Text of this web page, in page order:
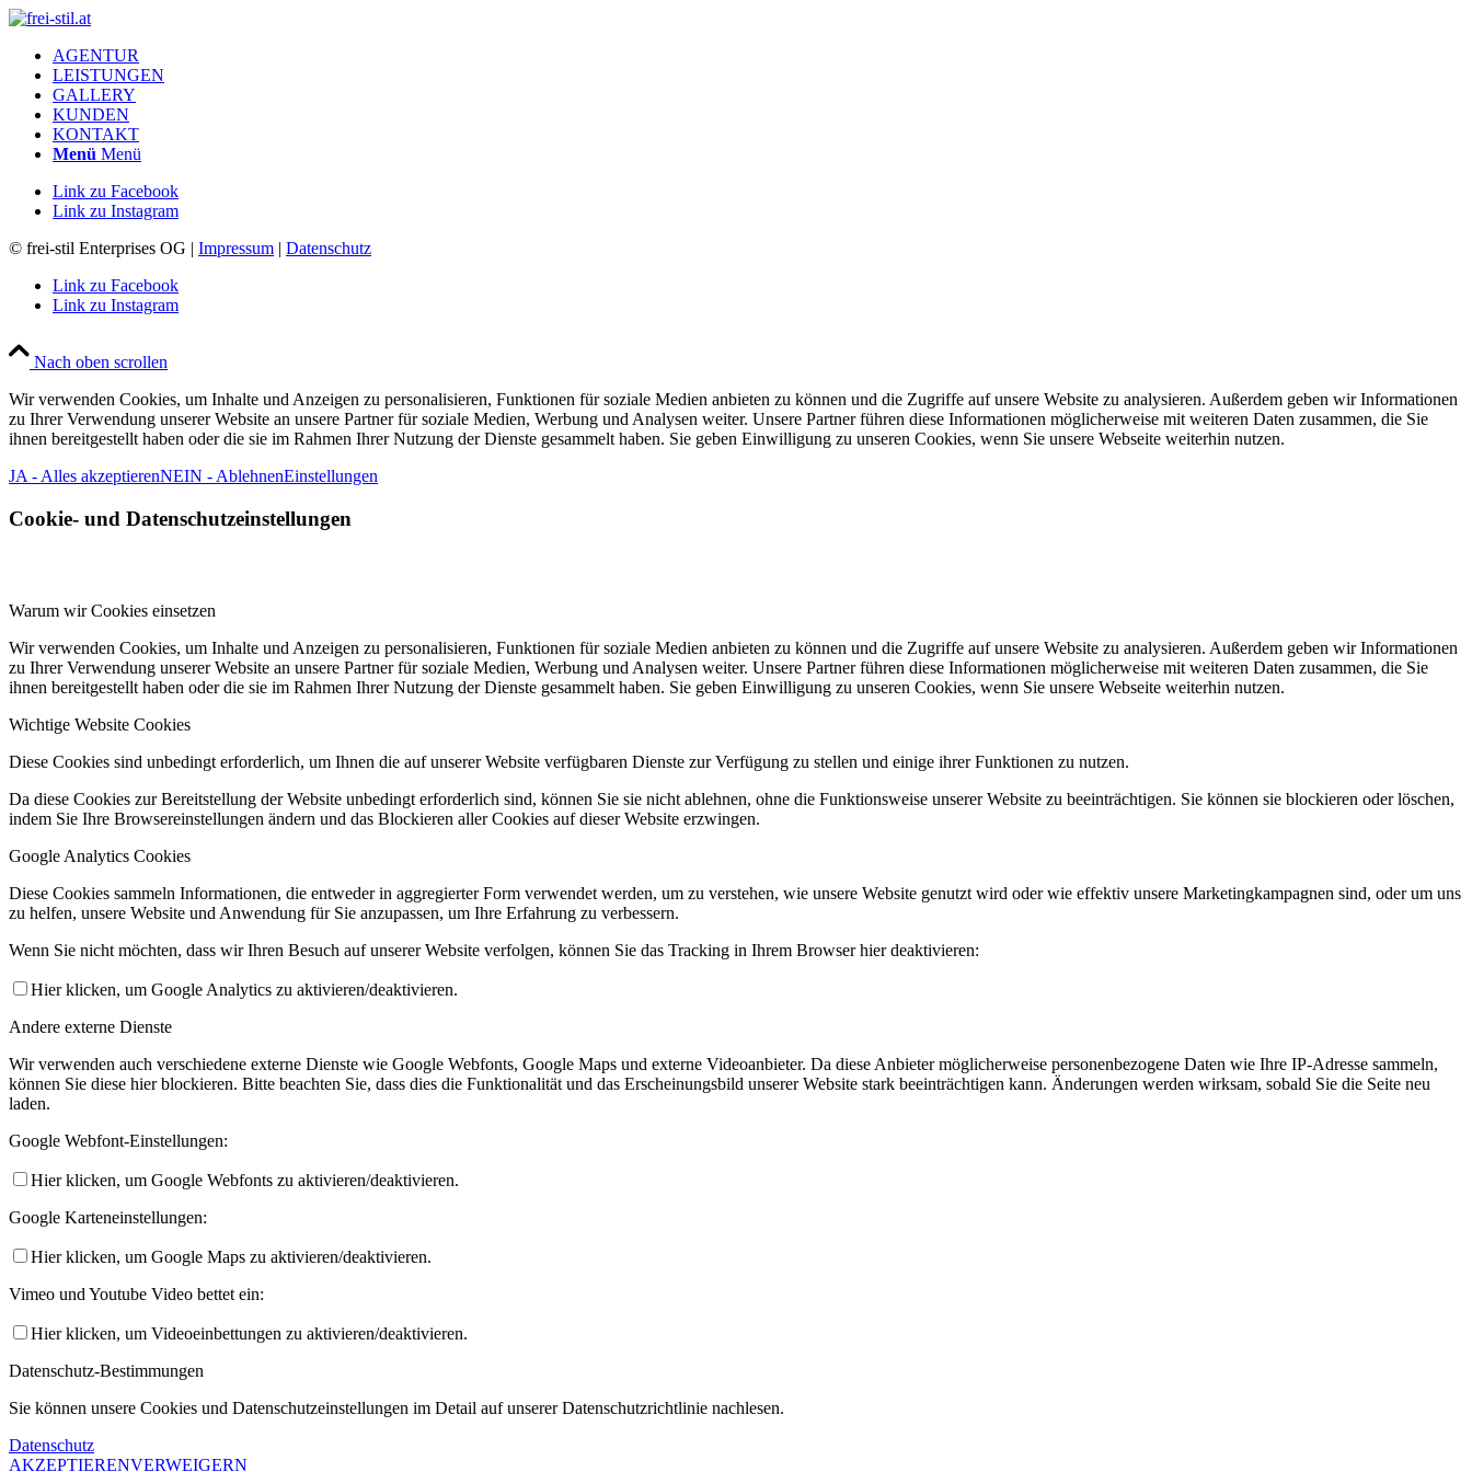
AGENTUR
LEISTUNGEN
GALLERY
KUNDEN
KONTAKT
Menü Menü
Link zu Facebook
Link zu Instagram
© frei-stil Enterprises OG | Impressum | Datenschutz
Link zu Facebook
Link zu Instagram
Nach oben scrollen
Wir verwenden Cookies, um Inhalte und Anzeigen zu personalisieren, Funktionen für soziale Medien anbieten zu können und die Zugriffe auf unsere Website zu analysieren. Außerdem geben wir Informationen
zu Ihrer Verwendung unserer Website an unsere Partner für soziale Medien, Werbung und Analysen weiter. Unsere Partner führen diese Informationen möglicherweise mit weiteren Daten zusammen, die Sie
ihnen bereitgestellt haben oder die sie im Rahmen Ihrer Nutzung der Dienste gesammelt haben. Sie geben Einwilligung zu unseren Cookies, wenn Sie unsere Webseite weiterhin nutzen.
JA - Alles akzeptierenNEIN - AblehnenEinstellungen
Cookie- und Datenschutzeinstellungen
Warum wir Cookies einsetzen
Wir verwenden Cookies, um Inhalte und Anzeigen zu personalisieren, Funktionen für soziale Medien anbieten zu können und die Zugriffe auf unsere Website zu analysieren. Außerdem geben wir Informationen
zu Ihrer Verwendung unserer Website an unsere Partner für soziale Medien, Werbung und Analysen weiter. Unsere Partner führen diese Informationen möglicherweise mit weiteren Daten zusammen, die Sie
ihnen bereitgestellt haben oder die sie im Rahmen Ihrer Nutzung der Dienste gesammelt haben. Sie geben Einwilligung zu unseren Cookies, wenn Sie unsere Webseite weiterhin nutzen.
Wichtige Website Cookies
Diese Cookies sind unbedingt erforderlich, um Ihnen die auf unserer Website verfügbaren Dienste zur Verfügung zu stellen und einige ihrer Funktionen zu nutzen.
Da diese Cookies zur Bereitstellung der Website unbedingt erforderlich sind, können Sie sie nicht ablehnen, ohne die Funktionsweise unserer Website zu beeinträchtigen. Sie können sie blockieren oder löschen,
indem Sie Ihre Browsereinstellungen ändern und das Blockieren aller Cookies auf dieser Website erzwingen.
Google Analytics Cookies
Diese Cookies sammeln Informationen, die entweder in aggregierter Form verwendet werden, um zu verstehen, wie unsere Website genutzt wird oder wie effektiv unsere Marketingkampagnen sind, oder um uns
zu helfen, unsere Website und Anwendung für Sie anzupassen, um Ihre Erfahrung zu verbessern.
Wenn Sie nicht möchten, dass wir Ihren Besuch auf unserer Website verfolgen, können Sie das Tracking in Ihrem Browser hier deaktivieren:
Hier klicken, um Google Analytics zu aktivieren/deaktivieren.
Andere externe Dienste
Wir verwenden auch verschiedene externe Dienste wie Google Webfonts, Google Maps und externe Videoanbieter. Da diese Anbieter möglicherweise personenbezogene Daten wie Ihre IP-Adresse sammeln,
können Sie diese hier blockieren. Bitte beachten Sie, dass dies die Funktionalität und das Erscheinungsbild unserer Website stark beeinträchtigen kann. Änderungen werden wirksam, sobald Sie die Seite neu
laden.
Google Webfont-Einstellungen:
Hier klicken, um Google Webfonts zu aktivieren/deaktivieren.
Google Karteneinstellungen:
Hier klicken, um Google Maps zu aktivieren/deaktivieren.
Vimeo und Youtube Video bettet ein:
Hier klicken, um Videoeinbettungen zu aktivieren/deaktivieren.
Datenschutz-Bestimmungen
Sie können unsere Cookies und Datenschutzeinstellungen im Detail auf unserer Datenschutzrichtlinie nachlesen.
Datenschutz
AKZEPTIERENVERWEIGERN